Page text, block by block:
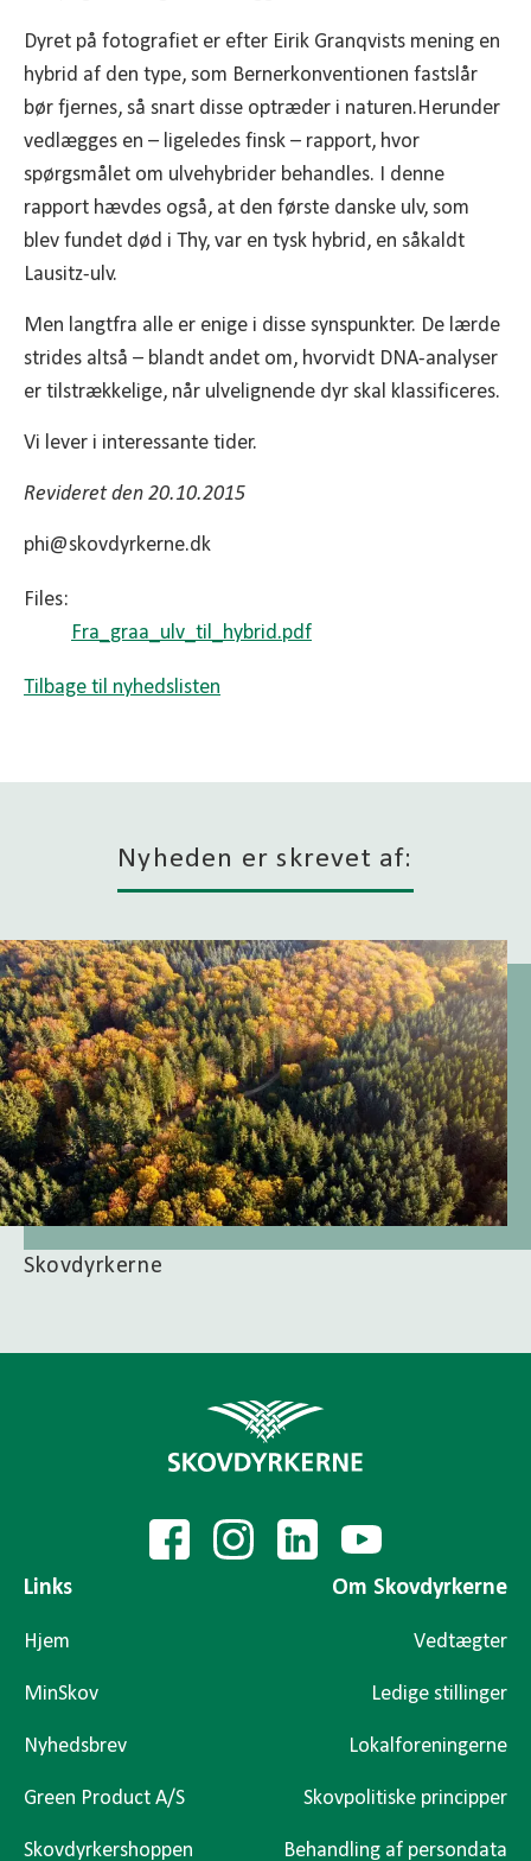
Dyret på fotografiet er efter Eirik Granqvists mening en
hybrid af den type, som Bernerkonventionen fastslår
bør fjernes, så snart disse optræder i naturen.Herunder
vedlægges en – ligeledes finsk – rapport, hvor
spørgsmålet om ulvehybrider behandles. I denne
rapport hævdes også, at den første danske ulv, som
blev fundet død i Thy, var en tysk hybrid, en såkaldt
Lausitz-ulv.
Men langtfra alle er enige i disse synspunkter. De lærde
strides altså – blandt andet om, hvorvidt DNA-analyser
er tilstrækkelige, når ulvelignende dyr skal klassificeres.
Vi lever i interessante tider.
Revideret den 20.10.2015
phi@skovdyrkerne.dk
Files:
Fra_graa_ulv_til_hybrid.pdf
Tilbage til nyhedslisten
Nyheden er skrevet af:
Skovdyrkerne
Links
Hjem
MinSkov
Nyhedsbrev
Green Product A/S
Skovdyrkershoppen
Om Skovdyrkerne
Vedtægter
Ledige stillinger
Lokalforeningerne
Skovpolitiske principper
Behandling af persondata